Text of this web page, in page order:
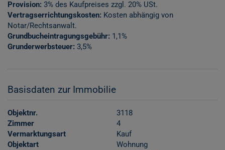
Provision: 3% des Kaufpreises zzgl. 20% USt.
Vertragserrichtungskosten: Kosten abhängig von
Notar/Rechtsanwalt.
Grundbucheintragungsgebühr: 1,1%
Grunderwerbsteuer: 3,5%
Basisdaten zur Immobilie
Objektnr.
3118
Zimmer
4
Vermarktungsart
Kauf
Objektart
Wohnung